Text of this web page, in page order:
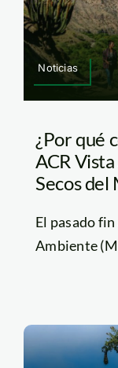
Noticias
¿Por qué
ACR
Secos del
El pasado
Ambiente